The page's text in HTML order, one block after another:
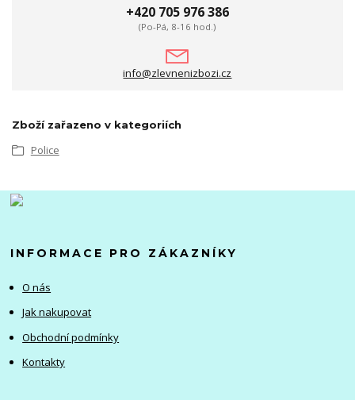
+420 705 976 386
(Po-Pá, 8-16 hod.)
info@zlevnenizbozi.cz
Zboží zařazeno v kategoriích
Police
INFORMACE PRO ZÁKAZNÍKY
O nás
Jak nakupovat
Obchodní podmínky
Kontakty